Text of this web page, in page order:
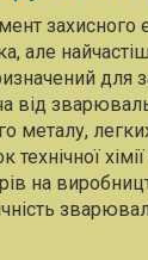
захисного
але
для
від
металу,
на